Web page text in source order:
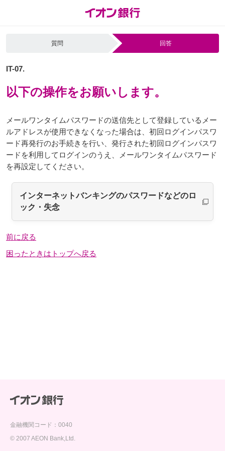
質問 回答
IT-07.
以下の操作をお願いします。
メールワンタイムパスワードの送信先として登録しているメー
ルアドレスが使用できなくなった場合は、初回ログインパスワ
ード再発行のお手続きを行い、発行された初回ログインパスワ
ードを利用してログインのうえ、メールワンタイムパスワード
を再設定してください。
インターネットバンキングのパスワードなどのロ
ック・失念
前に戻る
困ったときはトップへ戻る
金融機関コード：0040
© 2007 AEON Bank,Ltd.